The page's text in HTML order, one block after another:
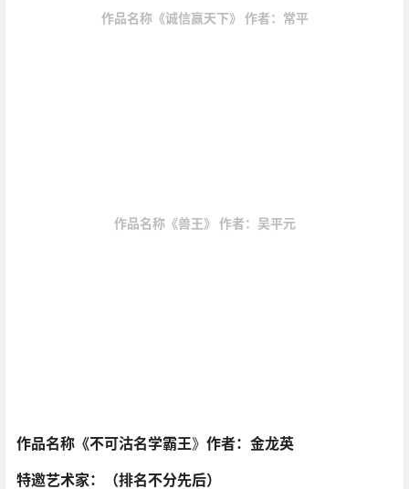
作品名称《诚信赢天下》 作者：常平
作品名称《兽王》 作者：吴平元
作品名称《不可沽名学霸王》 作者：金龙英
特邀艺术家：（排名不分先后）